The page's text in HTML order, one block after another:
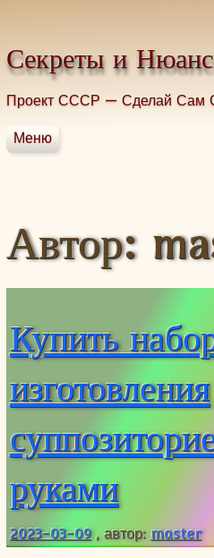
Секреты и
Проект СССР — Сделай Сам
Меню
Здоровье без таблеток
Рыбалка
Автор:
Купить
изготовления
руками
2023-03-09 , автор: master